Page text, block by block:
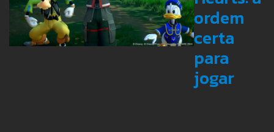
ordem
certa
para
jogar